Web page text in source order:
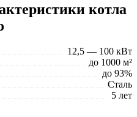
котла
12,5 — 100 кВт
до 1000 м²
до 93%
Сталь
5 лет